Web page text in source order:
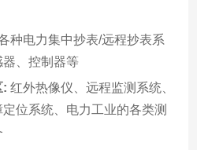
种电力集中抄表/远程抄表系
、控制器等
: 红外热像仪、远程监测系统、
位系统、电力工业的各类测